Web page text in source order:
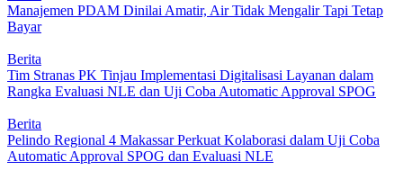
Manajemen PDAM Dinilai Amatir, Air Tidak Mengalir Tapi Tetap
Bayar
Berita
Tim Stranas PK Tinjau Implementasi Digitalisasi Layanan dalam
Rangka Evaluasi NLE dan Uji Coba Automatic Approval SPOG
Berita
Pelindo Regional 4 Makassar Perkuat Kolaborasi dalam Uji Coba
Automatic Approval SPOG dan Evaluasi NLE